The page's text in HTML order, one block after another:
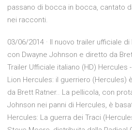
passano di bocca in bocca, cantato
nei racconti.
03/06/2014 · ll nuovo trailer ufficiale
con Dwayne Johnson e diretto da
Trailer Ufficiale italiano (HD) Hercules
Lion Hercules: il guerriero (Hercules)
da Brett Ratner.. La pellicola, con
Johnson nei panni di Hercules, è
Hercules: La guerra dei Traci